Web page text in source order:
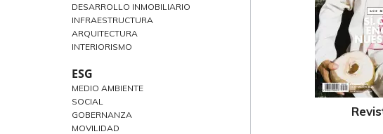
DESARROLLO INMOBILIARIO
INFRAESTRUCTURA
ARQUITECTURA
INTERIORISMO
ESG
MEDIO AMBIENTE
SOCIAL
GOBERNANZA
MOVILIDAD